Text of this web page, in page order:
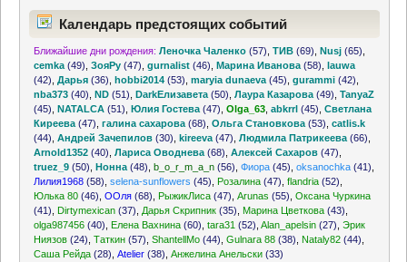
Календарь предстоящих событий
Ближайшие дни рождения: Леночка Чаленко (57) ,ТИВ (69) ,Nusj (65)
cemka (49) ,ЗояРу (47) ,gurnalist (46) ,Марина Иванова (58) ,lauwa
(42) ,Дарья (36) ,hobbi2014 (53) ,maryia dunaeva (45) ,gurammi (42)
nba373 (40) ,ND (51) ,DarkЕлизавета (50) ,Лаура Казарова (49) ,TanyaZ
(45) ,NATALCA (51) ,Юлия Гостева (47) ,Olga_63 ,abkrrl (45) ,Светлана
Киреева (47) ,галина сахарова (68) ,Ольга Становкова (53) ,catlis.k
(44) ,Андрей Зачепилов (30) ,kireeva (47) ,Людмила Патрикеева (66)
Arnold1352 (40) ,Лариса Оводнева (68) ,Алексей Сахаров (47)
truez_9 (50) ,Нонна (48) ,b_o_r_m_a_n (56) ,Фиора (45) ,oksanochka (41)
Лилия1968 (58) ,selena-sunflowers (45) Розалина (47) ,flandria (52)
Юлька 80 (46) ,ООля (68) РыжикЛиса (47) ,Arunas (55) ,Оксана Чуркина
(41)
Dirtymexican (37) Дарья Скрипник (35) Марина Цветкова (43)
olga987456 (40) Елена Вахнина (60) ,tara31 (52) ,Alan_apelsin (27) ,Эрик
Ниязов (24) ,Таткин (57) ,ShantellMo (44) ,Gulnara 88 (38) Nataly82 (44)
Саша Рейда (28) ,Atelier (38) ,Анжелина Анельски (33)